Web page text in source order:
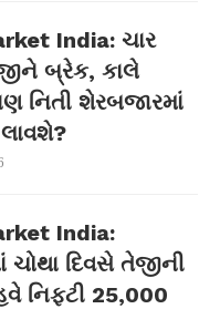
India: ચાર
બ્રેક, કાલે
નિતી શેરબજારમાં
India:
ચોથા દિવસે તેજીની
નિફ્ટી 25,000